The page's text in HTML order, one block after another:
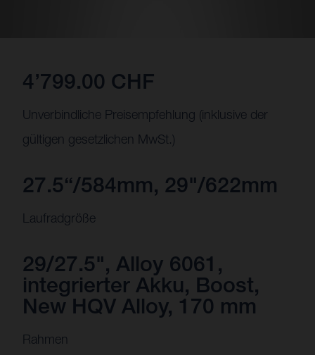
4’799.00 CHF
Unverbindliche Preisempfehlung (inklusive der
gültigen gesetzlichen MwSt.)
27.5“/584mm, 29"/622mm
Laufradgröße
29/27.5", Alloy 6061,
integrierter Akku, Boost,
New HQV Alloy, 170 mm
Rahmen